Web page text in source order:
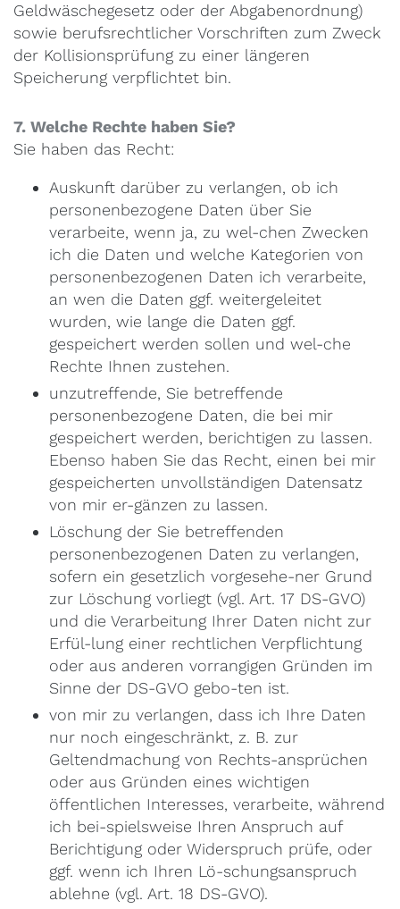
Geldwäschegesetz oder der Abgabenordnung)
sowie berufsrechtlicher Vorschriften zum Zweck
der Kollisionsprüfung zu einer längeren
Speicherung verpflichtet bin.
7. Welche Rechte haben Sie?
Sie haben das Recht:
Auskunft darüber zu verlangen, ob ich
personenbezogene Daten über Sie
verarbeite, wenn ja, zu wel-chen Zwecken
ich die Daten und welche Kategorien von
personenbezogenen Daten ich verarbeite,
an wen die Daten ggf. weitergeleitet
wurden, wie lange die Daten ggf.
gespeichert werden sollen und wel-che
Rechte Ihnen zustehen.
unzutreffende, Sie betreffende
personenbezogene Daten, die bei mir
gespeichert werden, berichtigen zu lassen.
Ebenso haben Sie das Recht, einen bei mir
gespeicherten unvollständigen Datensatz
von mir er-gänzen zu lassen.
Löschung der Sie betreffenden
personenbezogenen Daten zu verlangen,
sofern ein gesetzlich vorgesehe-ner Grund
zur Löschung vorliegt (vgl. Art. 17 DS-GVO)
und die Verarbeitung Ihrer Daten nicht zur
Erfül-lung einer rechtlichen Verpflichtung
oder aus anderen vorrangigen Gründen im
Sinne der DS-GVO gebo-ten ist.
von mir zu verlangen, dass ich Ihre Daten
nur noch eingeschränkt, z. B. zur
Geltendmachung von Rechts-ansprüchen
oder aus Gründen eines wichtigen
öffentlichen Interesses, verarbeite, während
ich bei-spielsweise Ihren Anspruch auf
Berichtigung oder Widerspruch prüfe, oder
ggf. wenn ich Ihren Lö-schungsanspruch
ablehne (vgl. Art. 18 DS-GVO).